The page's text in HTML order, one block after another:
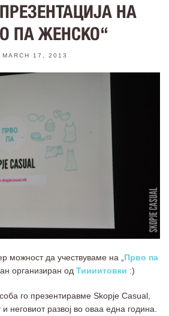
НА
ПА ЖЕНСКО“
MARCH 17, 2013
можност да учествуваме на „ Прво па
организиран од Тиииитовки :)
го презентиравме Skopje Casual,
неговиот развој во оваа една година.